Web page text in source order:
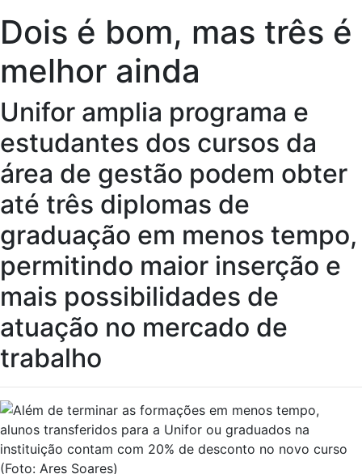
Dois é bom, mas três é
melhor ainda
Unifor amplia programa e
estudantes dos cursos da
área de gestão podem obter
até três diplomas de
graduação em menos tempo,
permitindo maior inserção e
mais possibilidades de
atuação no mercado de
trabalho